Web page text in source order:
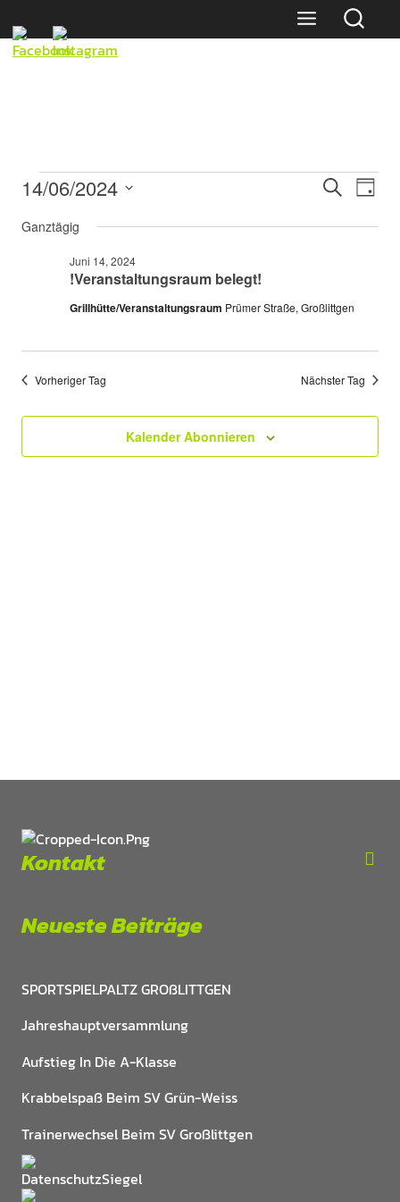
content
Veranstaltungen
für
2024
und
SucheTag
14/06/2024
wählen.
Ganztägig
!Veranstaltungsraum belegt!
Juni 14, 2024
Grillhütte/Veranstaltungsraum Prümer Straße, Großlittgen
Vorheriger Tag Nächster Tag
Kalender Abonnieren
Kontakt
Neueste Beiträge
SPORTSPIELPALTZ GROßLITTGEN
Jahreshauptversammlung
Aufstieg In Die A-Klasse
Krabbelspaß Beim SV Grün-Weiss
Trainerwechsel Beim SV Großlittgen